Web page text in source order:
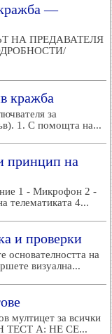
—
НА ПРЕДАВАТЕЛЯ
кражба
за
1. С помощта на...
принцип на
1 - Микрофон 2 -
телематиката 4...
и проверки
основателността на
визуална...
мултицет за всички
ТЕСТ A: НЕ СЕ...